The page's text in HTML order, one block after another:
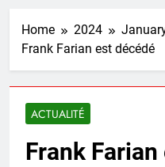
Home 2024
Frank Farian est décédé
ACTUALITÉ
Frank